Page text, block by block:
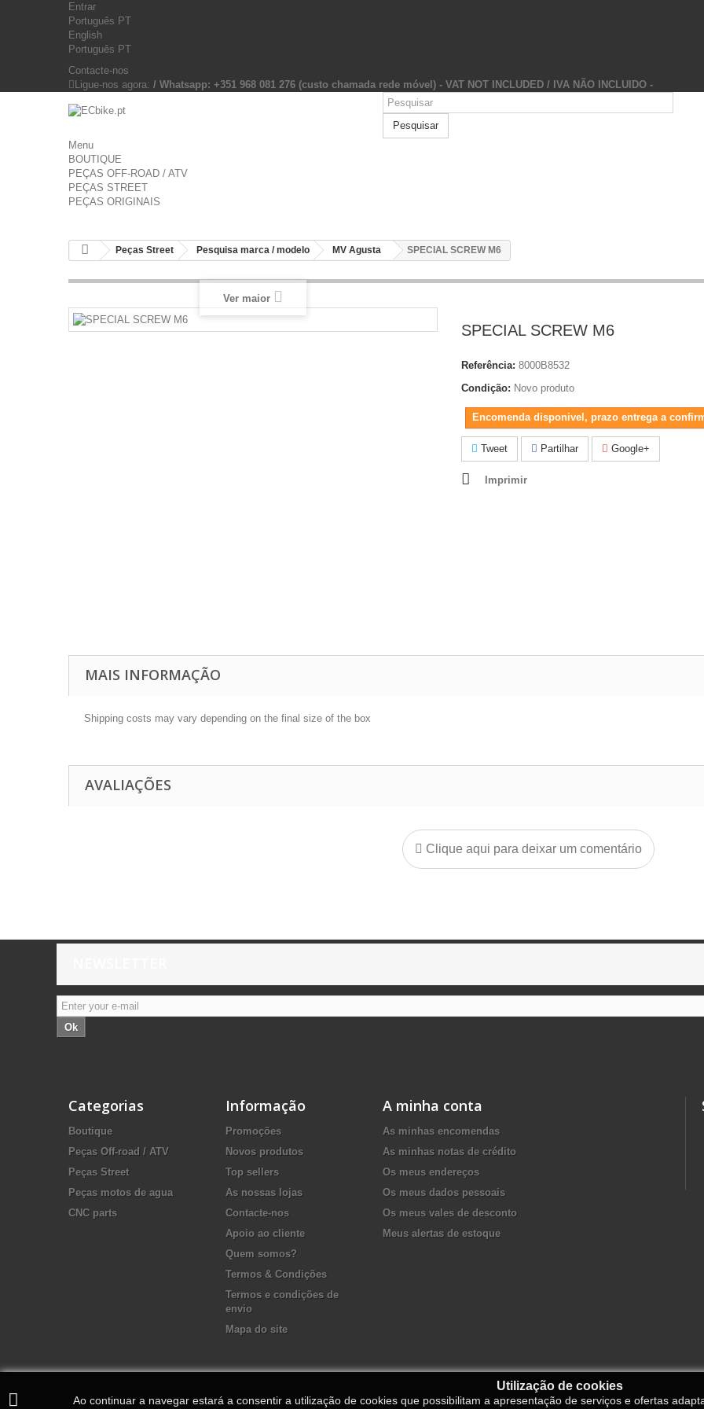
Entrar
Português PT
English
Português PT
Contacte-nos
Ligue-nos agora: / Whatsapp: +351 968 081 276 (custo chamada rede móvel) - VAT NOT INCLUDED / IVA NÃO INCLUIDO -
Pesquisar
Menu
BOUTIQUE
PEÇAS OFF-ROAD / ATV
PEÇAS STREET
PEÇAS ORIGINAIS
Peças Street Pesquisa marca / modelo MV Agusta SPECIAL SCREW M6
Ver maior
SPECIAL SCREW M6
Referência: 8000B8532
Condição: Novo produto
Encomenda disponivel, prazo entrega a
Tweet Partilhar Google+
Imprimir
MAIS INFORMAÇÃO
Shipping costs may vary depending on the final size of the box
AVALIAÇÕES
Clique aqui para deixar um comentário
Ok
Categorias
Boutique
Peças Off-road / ATV
Peças Street
Peças motos de agua
CNC parts
Informação
Promoções
Novos produtos
Top sellers
As nossas lojas
Contacte-nos
Apoio ao cliente
Quem somos?
Termos & Condições
Termos e condições de
envio
Mapa do site
A minha conta
As minhas encomendas
As minhas notas de crédito
Os meus endereços
Os meus dados pessoais
Os meus vales de desconto
Meus alertas de estoque
Utilização de cookies
Ao continuar a navegar estará a consentir a utilização de cookies que possibilitam a apresentação de serviços e ofertas